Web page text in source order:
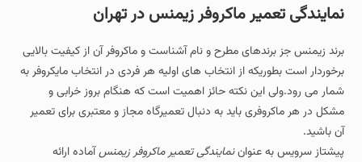
نمایندگی تعمیر ماکروفر زیمنس در تهران
برند زیمنس جز برندهای مطرح و نام آشناست و ماکروفر آن از کیفیت بالایی
برخوردار است بطوریکه از انتخاب های اولیه هر فردی در انتخاب مایکروفر به
شمار می رود.ولی این نکته حائز اهمیت است که هنگام بروز خرابی و
مشکل در هر ماکروفری باید به دنبال تعمیرگاه مجاز و معتبری برای تعمیر
آن باشید.
پیشتاز سرویس به عنواننمایندگی تعمیر ماکروفر زیمنسآماده ارائه